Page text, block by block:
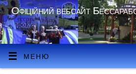
Офіційний вебсайт
МЕНЮ